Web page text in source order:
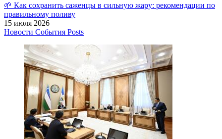
🌱 Как сохранить саженцы в сильную жару: рекомендации по
правильному поливу
15 июля 2026
Новости События Posts